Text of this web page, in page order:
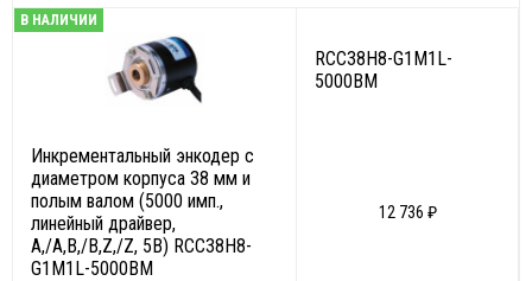
В НАЛИЧИИ
RCC38H8-G1M1L-
5000BM
Инкрементальный энкодер с
диаметром корпуса 38 мм и
полым валом (5000 имп.,
линейный драйвер,
A,/A,B,/B,Z,/Z, 5В) RCC38H8-
G1M1L-5000BM
12 736 ₽